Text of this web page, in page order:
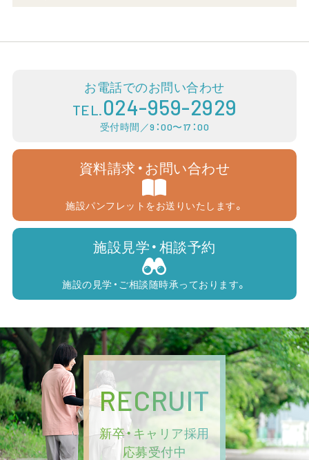
お電話でのお問い合わせ
TEL. 024-959-2929
受付時間／9：00〜17：00
資料請求・お問い合わせ
施設パンフレットをお送りいたします。
施設見学・相談予約
施設の見学・ご相談随時承っております。
RECRUIT
新卒・キャリア採用
応募受付中